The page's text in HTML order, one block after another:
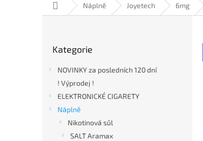
Domů Náplně Joyetech 6mg
kategorie
Kategorie
NOVINKY za posledních 120 dní
! Výprodej !
ELEKTRONICKÉ CIGARETY
Náplně
Nikotinová sůl
SALT Aramax